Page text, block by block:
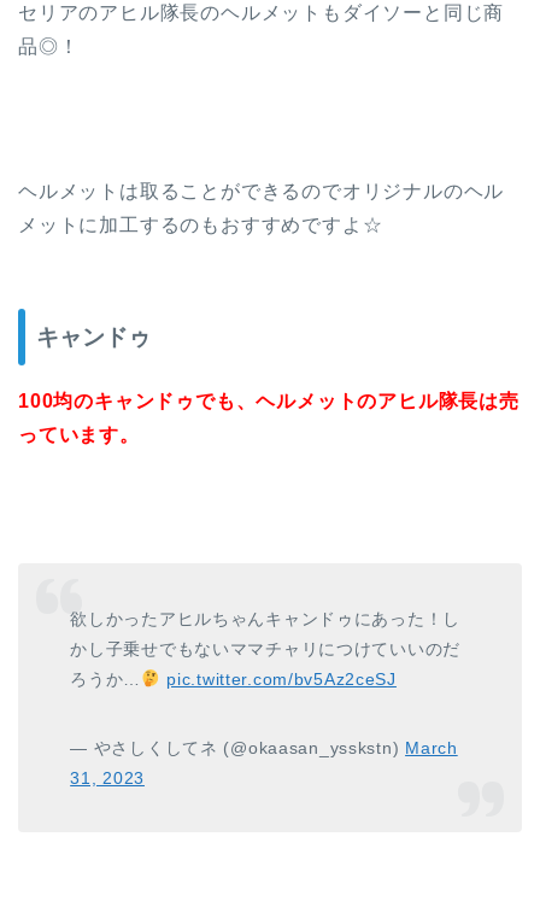
セリアのアヒル隊長のヘルメットもダイソーと同じ商
品◎！
ヘルメットは取ることができるのでオリジナルのヘル
メットに加工するのもおすすめですよ☆
キャンドゥ
100均のキャンドゥでも、ヘルメットのアヒル隊長は売
っています。
欲しかったアヒルちゃんキャンドゥにあった！し
かし子乗せでもないママチャリにつけていいのだ
ろうか…
pic.twitter.com/bv5Az2ceSJ
— やさしくしてネ (@okaasan_ysskstn) March
31, 2023